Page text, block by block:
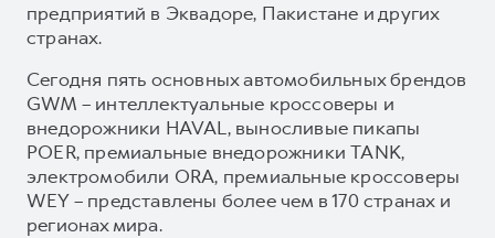
предприятий в Эквадоре, Пакистане и других
странах.
Сегодня пять основных автомобильных брендов
GWM – интеллектуальные кроссоверы и
внедорожники HAVAL, выносливые пикапы
POER, премиальные внедорожники TANK,
электромобили ORA, премиальные кроссоверы
WEY – представлены более чем в 170 странах и
регионах мира.